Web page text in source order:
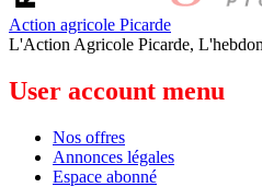
Action agricole Picarde
L'Action Agricole Picarde,
User account menu
Nos offres
Annonces légales
Espace abonné